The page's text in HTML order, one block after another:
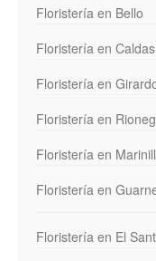
Floristería en Bello
Floristería en
Floristería en
Floristería en
Floristería en
Floristería en
Floristería en El